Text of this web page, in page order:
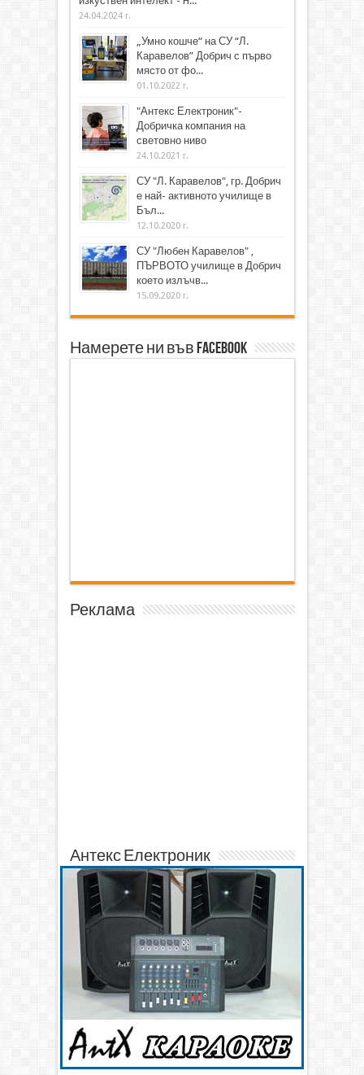
24.04.2024 г.
„Умно кошче“ на СУ “Л.
Каравелов” Добрич с първо
място от фо...
01.10.2022 г.
"Антекс Електроник"-
Добричка компания на
световно ниво
24.10.2021 г.
СУ "Л. Каравелов", гр. Добрич
е най- активното училище в
Бъл...
12.10.2020 г.
СУ "Любен Каравелов" ,
ПЪРВОТО училище в Добрич
което излъчв...
15.09.2020 г.
Намерете ни във Facebook
Реклама
Антекс Електроник